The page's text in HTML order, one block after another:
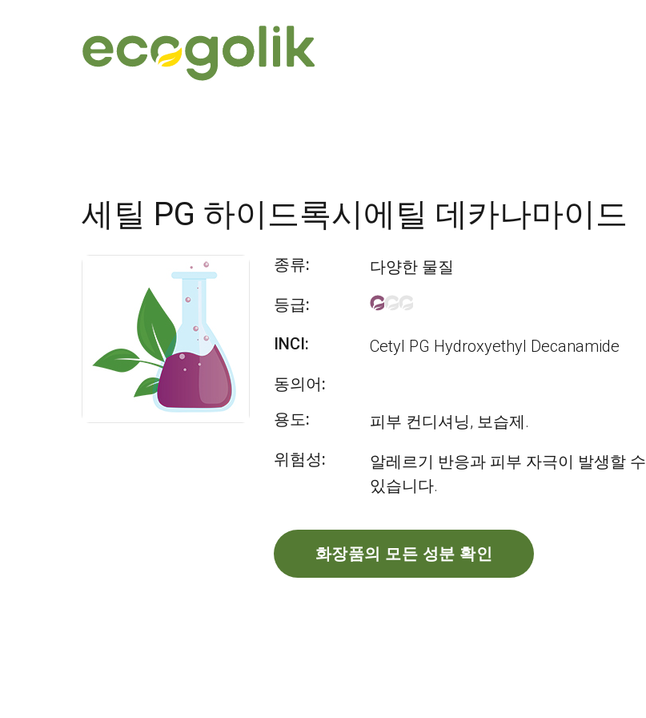
세틸 PG 하이드록시에틸 데카나마이드
종류:
다양한 물질
등급:
INCI:
Cetyl PG Hydroxyethyl Decanamide
동의어:
용도:
피부 컨디셔닝, 보습제.
위험성:
알레르기 반응과 피부 자극이 발생할 수
있습니다.
화장품의 모든 성분 확인